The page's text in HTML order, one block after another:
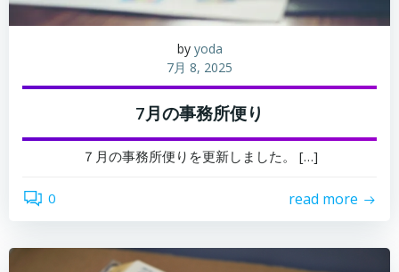
by yoda
7月 8, 2025
7月の事務所便り
７月の事務所便りを更新しました。 […]
0 read more